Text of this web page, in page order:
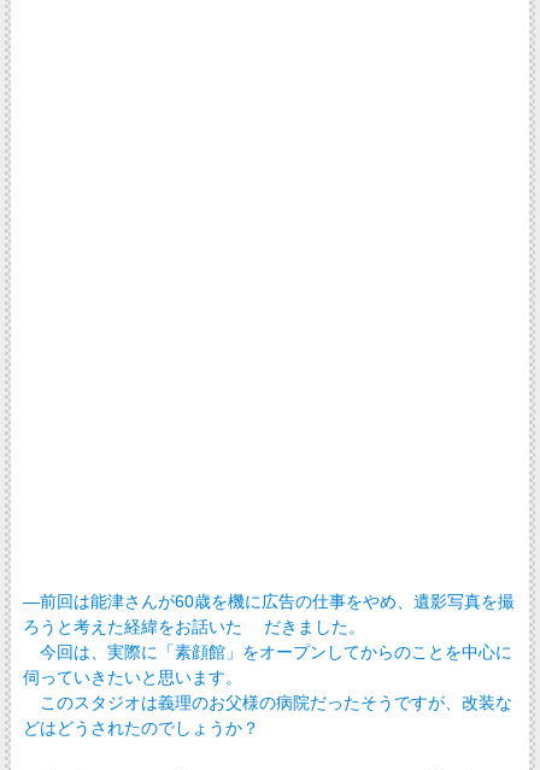
―前回は能津さんが60歳を機に広告の仕事をやめ、遺影写真を撮
ろうと考えた経緯をお話いた だきました。
今回は、実際に「素顔館」をオープンしてからのことを中心に
伺っていきたいと思います。
このスタジオは義理のお父様の病院だったそうですが、改装な
どはどうされたのでしょうか？